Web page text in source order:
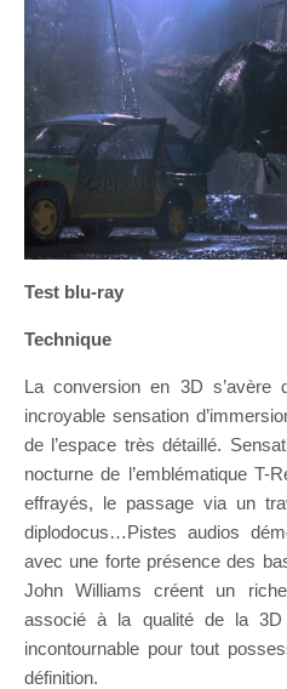
Test blu-ray
Technique
La conversion en 3D
incroyable sensation
de l’espace très détaillé.
nocturne de l’emblématique T-
effrayés, le passage via un
diplodocus…Pistes audios
avec une forte présence des
John Williams créent un
associé à la qualité de la 3D
incontournable pour tout
définition.